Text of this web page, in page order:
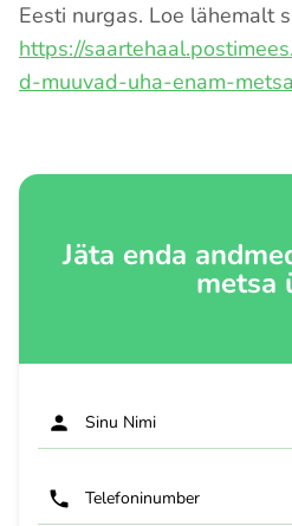
Eesti nurgas. Loe lähemalt
https://
d-muuvad-uha-enam-
Jäta enda
metsa
Sinu Nimi
Telefoninumber